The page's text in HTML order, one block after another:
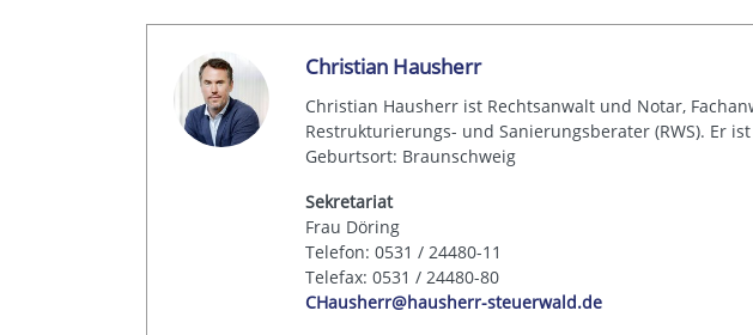
Christian Hausherr
Christian Hausherr ist Rechtsanwalt und Notar,
Restrukturierungs- und Sanierungsberater (RWS). Er
Geburtsort: Braunschweig
Sekretariat
Frau Döring
Telefon: 0531 / 24480-11
Telefax: 0531 / 24480-80
CHausherr@hausherr-steuerwald.de